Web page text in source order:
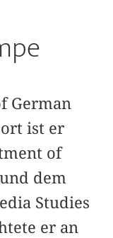
German
ist er
of
dem
Studies
er an